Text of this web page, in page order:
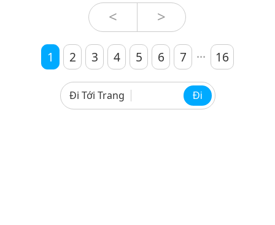
< >
1 2 3 4 5 6 7 ... 16
Đi Tới Trang Đi